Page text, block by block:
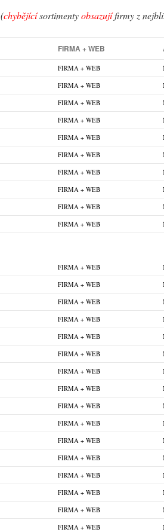
(chybějícísortimentyobsazujífirmy z
FIRMA + WEB
FIRMA + WEB
FIRMA + WEB
FIRMA + WEB
FIRMA + WEB
FIRMA + WEB
FIRMA + WEB
FIRMA + WEB
FIRMA + WEB
FIRMA + WEB
FIRMA + WEB
FIRMA + WEB
FIRMA + WEB
FIRMA + WEB
FIRMA + WEB
FIRMA + WEB
FIRMA + WEB
FIRMA + WEB
FIRMA + WEB
FIRMA + WEB
FIRMA + WEB
FIRMA + WEB
FIRMA + WEB
FIRMA + WEB
FIRMA + WEB
FIRMA + WEB
FIRMA + WEB